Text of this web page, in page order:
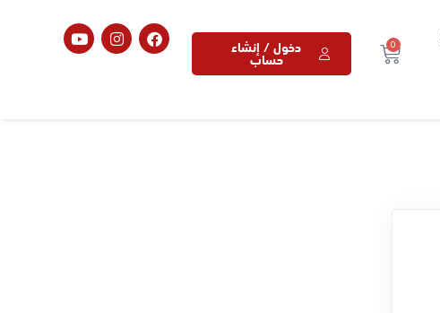
دخول / إنشاء
حساب
0